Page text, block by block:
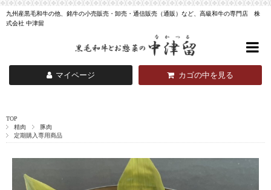
九州産黒毛和牛の他、銘牛の小売販売・卸売・通信販売（通販）など、高級和牛の専門店 株
式会社 中津留
マイページ カゴの中を見る
TOP
精肉
豚肉
定期購入専用商品